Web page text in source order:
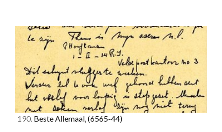
190. Beste Allemaal,(6565-44)